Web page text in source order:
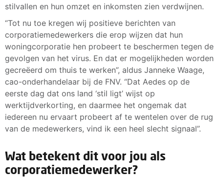
stilvallen en hun omzet en inkomsten zien verdwijnen.
“Tot nu toe kregen wij positieve berichten van
corporatiemedewerkers die erop wijzen dat hun
woningcorporatie hen probeert te beschermen tegen de
gevolgen van het virus. En dat er mogelijkheden worden
gecreëerd om thuis te werken”, aldus Janneke Waage,
cao-onderhandelaar bij de FNV. “Dat Aedes op de
eerste dag dat ons land ‘stil ligt’ wijst op
werktijdverkorting, en daarmee het ongemak dat
iedereen nu ervaart probeert af te wentelen over de rug
van de medewerkers, vind ik een heel slecht signaal”.
Wat betekent dit voor jou als
corporatiemedewerker?